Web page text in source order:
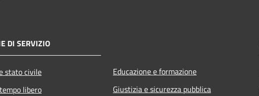
DI SERVIZIO
stato civile
libero
Educazione e formazione
Giustizia e sicurezza pubblica